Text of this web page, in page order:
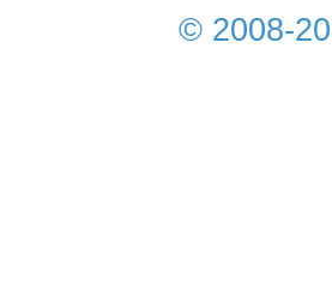
© 2008-